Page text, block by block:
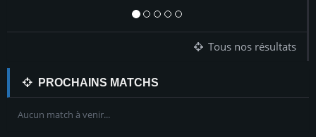
Tous nos résultats
PROCHAINS MATCHS
Aucun match à venir...